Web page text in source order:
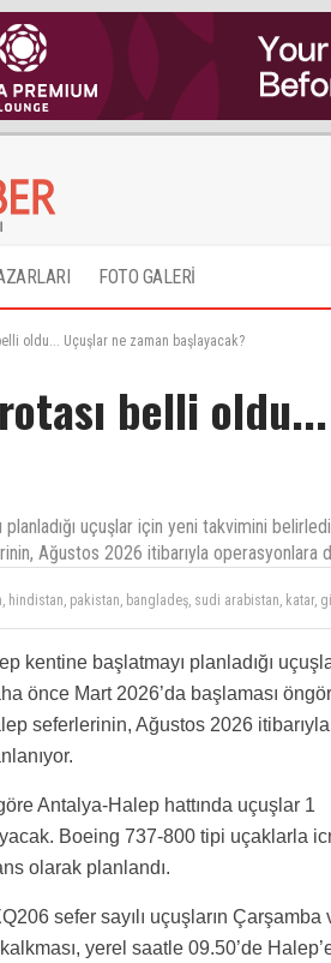
FOTO GALERİ
oldu... Uçuşlar ne zaman başlayacak?
belli
uçuşlar için yeni takvimini
Ağustos 2026 itibarıyla operasyonlara
açıdan olur.
başlamasını talep ediyorum.
kentine başlatmayı planladığı
önce Mart 2026’da başlaması
seferlerinin, Ağustos 2026 itibarıyla
Antalya-Halep hattında uçuşlar 1
Boeing 737-800 tipi uçaklarla
olarak planlandı.
sefer sayılı uçuşların Çarşamba
yerel saatle 09.50’de